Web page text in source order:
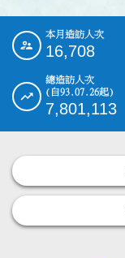
::: 本月造訪人次
16,708
總造訪人次
(自93.07.26起)
7,801,113